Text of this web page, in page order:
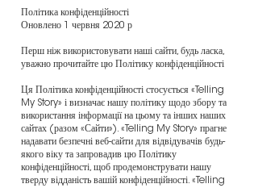
Політика конфіденційності
Оновлено 1 червня 2020 р
Перш ніж використовувати наші сайти, будь ласка,
уважно прочитайте цю Політику конфіденційності
Ця Політика конфіденційності стосується «Telling
My Story» і визначає нашу політику щодо збору та
використання інформації на цьому та інших наших
сайтах (разом «Сайти»). «Telling My Story» прагне
надавати безпечні веб-сайти для відвідувачів будь-
якого віку та запровадив цю Політику
конфіденційності, щоб продемонструвати нашу
тверду відданість вашій конфіденційності. «Telling